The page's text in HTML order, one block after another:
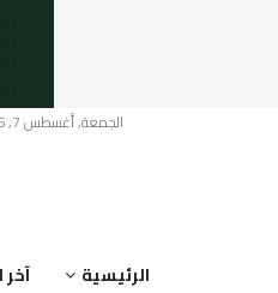
الجمعة, أغسطس 7, 2026
الرئيسية آخر